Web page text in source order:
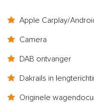
Apple Carplay/
Camera
DAB ontvanger
Dakrails in
Originele